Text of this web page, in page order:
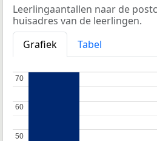
Leerlingaantallen naar de
huisadres van de leerlingen.
Grafiek
Tabel
50
50
60
60
70
70